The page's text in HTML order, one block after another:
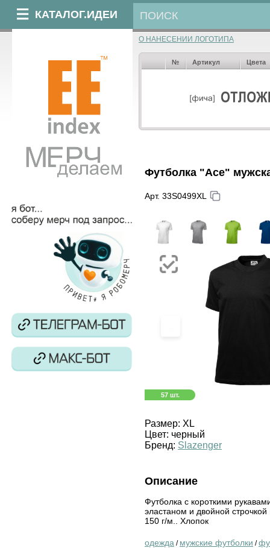
КАТАЛОГ.ИДЕИ
О НАНЕСЕНИИ ЛОГОТИПА
№ Артикул Цвета
Футболка "Ace"
Арт. 33S0499XL
57 шт.
Размер: XL
Цвет: черный
Бренд: Slazenger
Описание
Футболка с короткими
эластаном и двойной
150 г/м.. Хлопок
одежда / мужские футболки /